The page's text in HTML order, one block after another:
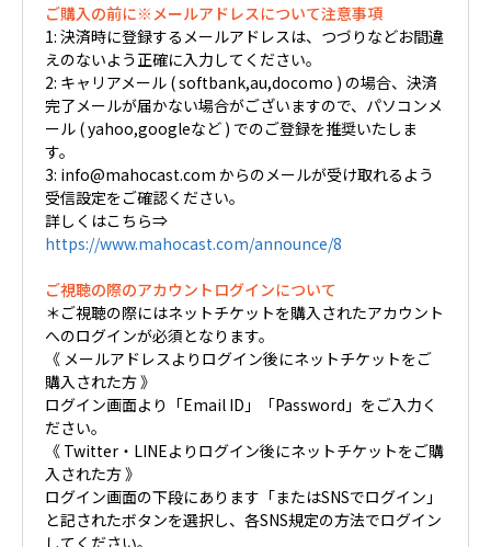
ご購入の前に※メールアドレスについて注意事項
1: 決済時に登録するメールアドレスは、つづりなどお間違
えのないよう正確に入力してください。
2: キャリアメール ( softbank,au,docomo ) の場合、決済
完了メールが届かない場合がございますので、パソコンメ
ール ( yahoo,googleなど ) でのご登録を推奨いたしま
す。
3: info@mahocast.com からのメールが受け取れるよう
受信設定をご確認ください。
詳しくはこちら⇒
https://www.mahocast.com/announce/8
ご視聴の際のアカウントログインについて
＊ご視聴の際にはネットチケットを購入されたアカウント
へのログインが必須となります。
《 メールアドレスよりログイン後にネットチケットをご
購入された方 》
ログイン画面より「Email ID」「Password」をご入力く
ださい。
《 Twitter・LINEよりログイン後にネットチケットをご購
入された方 》
ログイン画面の下段にあります「またはSNSでログイン」
と記されたボタンを選択し、各SNS規定の方法でログイン
してください。